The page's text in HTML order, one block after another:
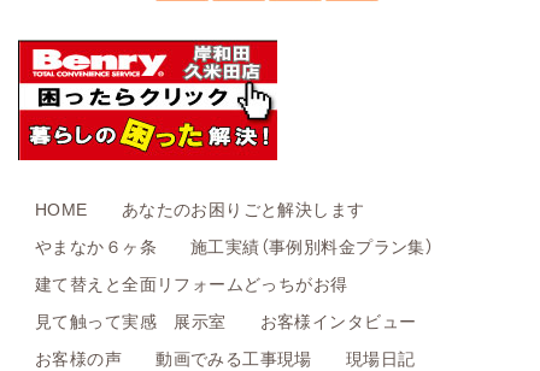
HOME
あなたのお困りごと解決します
やまなか６ヶ条
施工実績（事例別料金プラン集）
建て替えと全面リフォームどっちがお得
見て触って実感 展示室
お客様インタビュー
お客様の声
動画でみる工事現場
現場日記